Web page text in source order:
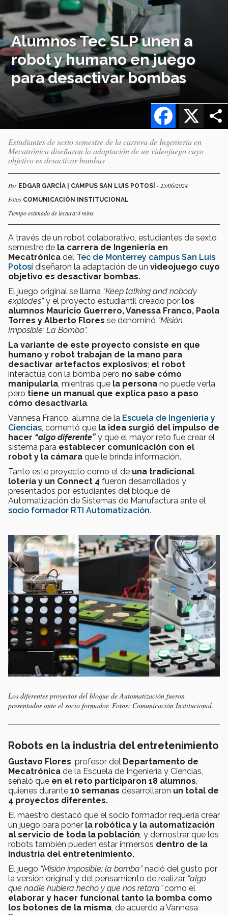
Alumnos Tec SLP unen a
robot y humano en juego
para desactivar bombas
X
Facebook
Estudiantes de sexto semestre de la carrera de Ingeniería en
Mecatrónica diseñaron la adaptación de un videojuego cuyo
objetivo es desactivar bombas
Por EDGAR GARCÍA | CAMPUS SAN LUIS POTOSÍ - 25/06/2024
Fotos COMUNICACIÓN INSTITUCIONAL
Tiempo estimado de lectura:4 mins
A través de un robot colaborativo, estudiantes de sexto
semestre de la carrera de Ingeniería en
Mecatrónica del Tec de Monterrey campus San Luis
Potosí diseñaron la adaptación de un videojuego cuyo
objetivo es desactivar bombas.
El juego original se llama “Keep talking and nobody
explodes”y el proyecto estudiantil creado por los
alumnos Mauricio Guerrero, Vanessa Franco, Paola
Torres y Alberto Flores se denominó “Misión
Imposible: La Bomba”.
La variante de este proyecto consiste en que
humano y robot trabajan de la mano para
desactivar artefactos explosivos; el robot
interactúa con la bomba pero no sabe cómo
manipularla , mientras que la persona no puede verla
pero tiene un manual que explica paso a paso
cómo desactivarla.
Vannesa Franco, alumna de la Escuela de Ingeniería y
Ciencias , comentó que la idea surgió del impulso de
hacer “algo diferente”y que el mayor reto fue crear el
sistema para establecer comunicación con el
robot y la cámara que le brinda información.
Tanto este proyecto como el de una tradicional
lotería y un Connect 4 fueron desarrollados y
presentados por estudiantes del bloque de
Automatización de Sistemas de Manufactura ante el
socio formador RTI Automatización.
Los diferentes proyectos del bloque de Automatización fueron
presentados ante el socio formador. Fotos: Comunicación Institucional.
Robots en la industria del entretenimiento
Gustavo Flores, profesor del Departamento de
Mecatrónica de la Escuela de Ingeniería y Ciencias,
señaló que en el reto participaron 18 alumnos,
quienes durante 10 semanas desarrollaron un total de
4 proyectos diferentes.
El maestro destacó que el socio formador requería crear
un juego para poner la robótica y la automatización
al servicio de toda la población, y demostrar que los
robots también pueden estar inmersos dentro de la
industria del entretenimiento.
El juego “Misión imposible: la bomba”nació del gusto por
la versión original y del pensamiento de realizar “algo
que nadie hubiera hecho y que nos retara”como el
elaborar y hacer funcional tanto la bomba como
los botones de la misma, de acuerdo a Vannesa